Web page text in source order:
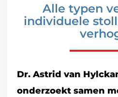
Alle typen
individuele
Dr. Astrid van
onderzoekt samen